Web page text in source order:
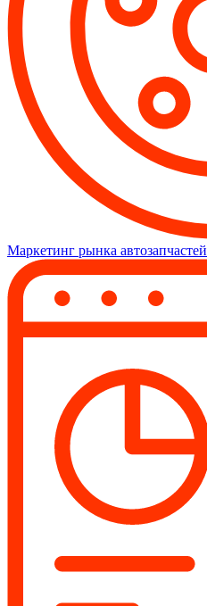
Маркетинг рынка автозапчастей